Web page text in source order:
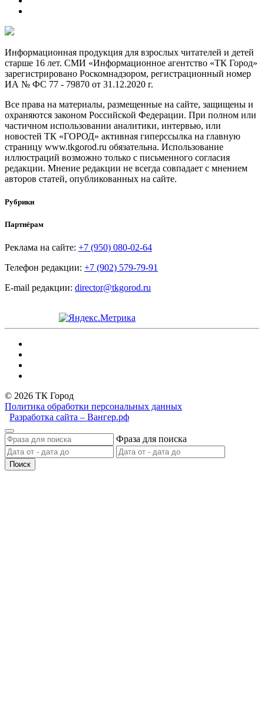
Информационная продукция для взрослых читателей и детей
старше 16 лет. СМИ «Информационное агентство «ТК Город»
зарегистрировано Роскомнадзором, регистрационный номер
ИА № ФС 77 - 79870 от 31.12.2020 г.
Все права на материалы, размещенные на сайте, защищены и
охраняются законом Российской Федерации. При полном или
частичном использовании аналитики, интервью, или
новостей ТК «ГОРОД» активная гиперссылка на главную
страницу www.tkgorod.ru обязательна. Использование
иллюстраций возможно только с письменного согласия
редакции. Мнение редакции не всегда совпадает с мнением
авторов статей, опубликованных на сайте.
Рубрики
Партнёрам
Реклама на сайте: +7 (950) 080-02-64
Телефон редакции: +7 (902) 579-79-91
E-mail редакции: director@tkgorod.ru
© 2026 ТК Город
Политика обработки персональных данных
Разработка сайта – Вангер.рф
Фраза для поиска
Поиск